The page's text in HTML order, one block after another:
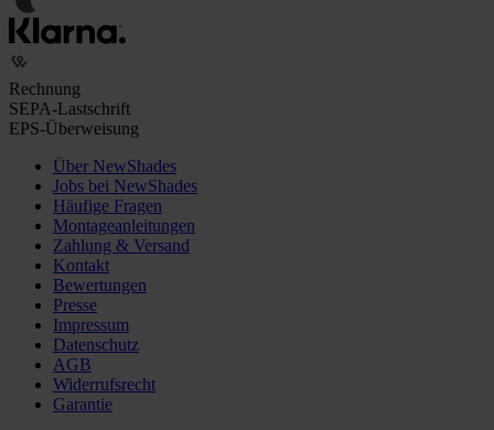
Rechnung
SEPA-Lastschrift
EPS-Überweisung
Über NewShades
Jobs bei NewShades
Häufige Fragen
Montageanleitungen
Zahlung & Versand
Kontakt
Bewertungen
Presse
Impressum
Datenschutz
AGB
Widerrufsrecht
Garantie